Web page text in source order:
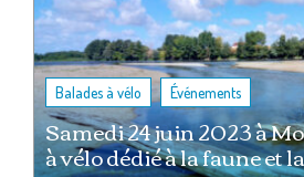
Balades à vélo , Événements
Samedi 24 juin 2023 à
à vélo dédié à la faune et